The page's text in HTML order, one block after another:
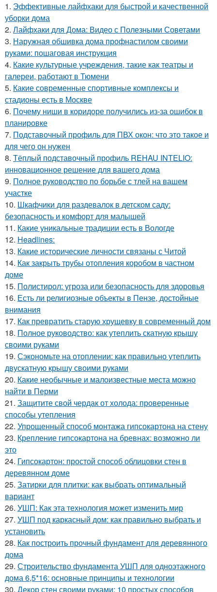
1. Эффективные лайфхаки для быстрой и качественной
уборки дома
2. Лайфхаки для Дома: Видео с Полезными Советами
3. Наружная обшивка дома профнастилом своими
руками: пошаговая инструкция
4. Какие культурные учреждения, такие как театры и
галереи, работают в Тюмени
5. Какие современные спортивные комплексы и
стадионы есть в Москве
6. Почему ниши в коридоре получились из-за ошибок в
планировке
7. Подставочный профиль для ПВХ окон: что это такое и
для чего он нужен
8. Тёплый подставочный профиль REHAU INTELIO:
инновационное решение для вашего дома
9. Полное руководство по борьбе с тлей на вашем
участке
10. Шкафчики для раздевалок в детском саду:
безопасность и комфорт для малышей
11. Какие уникальные традиции есть в Вологде
12. Headlines:
13. Какие исторические личности связаны с Читой
14. Как закрыть трубы отопления коробом в частном
доме
15. Полистирол: угроза или безопасность для здоровья
16. Есть ли религиозные объекты в Пензе, достойные
внимания
17. Как превратить старую хрущевку в современный дом
18. Полное руководство: как утеплить скатную крышу
своими руками
19. Сэкономьте на отоплении: как правильно утеплить
двускатную крышу своими руками
20. Какие необычные и малоизвестные места можно
найти в Перми
21. Защитите свой чердак от холода: проверенные
способы утепления
22. Упрощенный способ монтажа гипсокартона на стену
23. Крепление гипсокартона на бревнах: возможно ли
это
24. Гипсокартон: простой способ облицовки стен в
деревянном доме
25. Затирки для плитки: как выбрать оптимальный
вариант
26. УШП: Как эта технология может изменить мир
27. УШП под каркасный дом: как правильно выбрать и
установить
28. Как построить прочный фундамент для деревянного
дома
29. Строительство фундамента УШП для одноэтажного
дома 6,5*16: основные принципы и технологии
30. Декор стен своими руками: 10 простых способов